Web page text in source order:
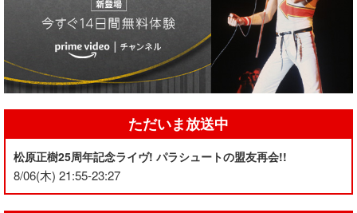
ただいま放送中
松原正樹25周年記念ライヴ! パラシュートの盟友再会!!
8/06(木) 21:55-23:27